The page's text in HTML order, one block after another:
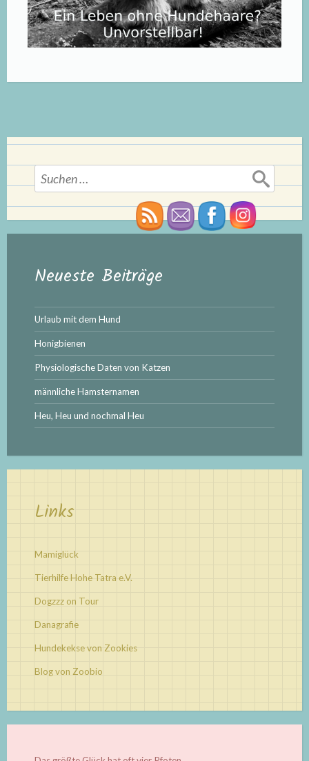
Suchen
nach:
Neueste Beiträge
Urlaub mit dem Hund
Honigbienen
Physiologische Daten von Katzen
männliche Hamsternamen
Heu, Heu und nochmal Heu
Links
Mamiglück
Tierhilfe Hohe Tatra e.V.
Dogzzz on Tour
Danagrafie
Hundekekse von Zookies
Blog von Zoobio